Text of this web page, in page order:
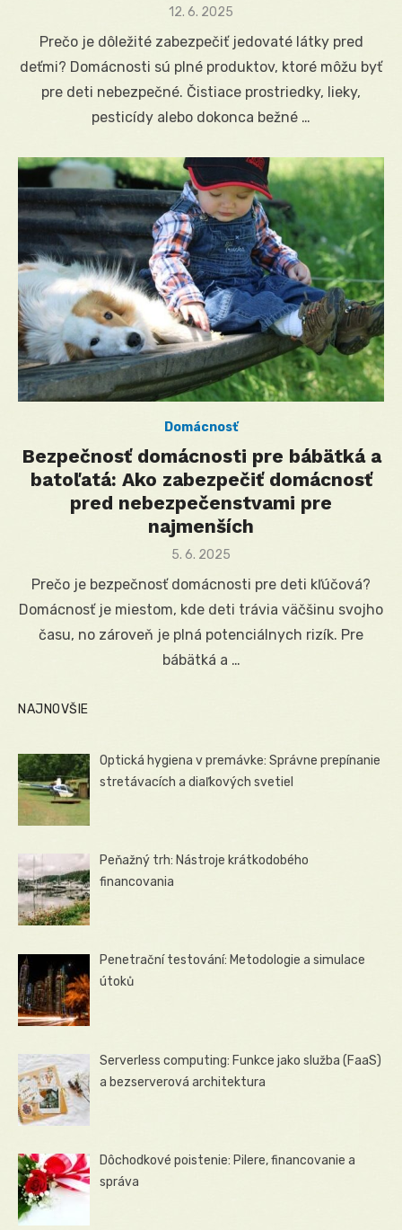
Posted
12. 6. 2025
Prečo je dôležité zabezpečiť jedovaté látky pred
deťmi? Domácnosti sú plné produktov, ktoré môžu byť
pre deti nebezpečné. Čistiace prostriedky, lieky,
pesticídy alebo dokonca bežné …
Domácnosť
Bezpečnosť domácnosti pre bábätká a
batoľatá: Ako zabezpečiť domácnosť
pred nebezpečenstvami pre
najmenších
Posted
5. 6. 2025
Prečo je bezpečnosť domácnosti pre deti kľúčová?
Domácnosť je miestom, kde deti trávia väčšinu svojho
času, no zároveň je plná potenciálnych rizík. Pre
bábätká a …
NAJNOVŠIE
Optická hygiena v premávke: Správne prepínanie
stretávacích a diaľkových svetiel
Peňažný trh: Nástroje krátkodobého
financovania
Penetrační testování: Metodologie a simulace
útoků
Serverless computing: Funkce jako služba (FaaS)
a bezserverová architektura
Dôchodkové poistenie: Pilere, financovanie a
správa